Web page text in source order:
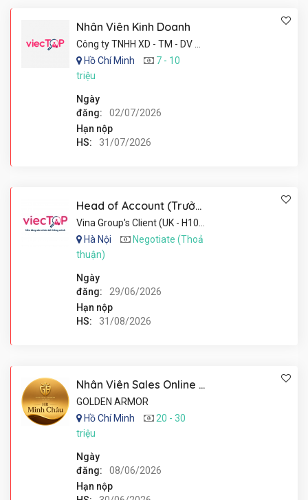
Nhân Viên Kinh Doanh
Hồ Chí Minh
7 - 10
triệu
Ngày
đăng:
02/07/2026
Hạn nộp
HS:
31/07/2026
Head of Account (Trưởng phòng Account)
Hà Nội
Negotiate (Thoả
thuận)
Ngày
đăng:
29/06/2026
Hạn nộp
HS:
31/08/2026
Nhân Viên Sales Online Mảng Gamebling - Làm Việc Tại Nhà
GOLDEN ARMOR
Hồ Chí Minh
20 - 30
triệu
Ngày
đăng:
08/06/2026
Hạn nộp